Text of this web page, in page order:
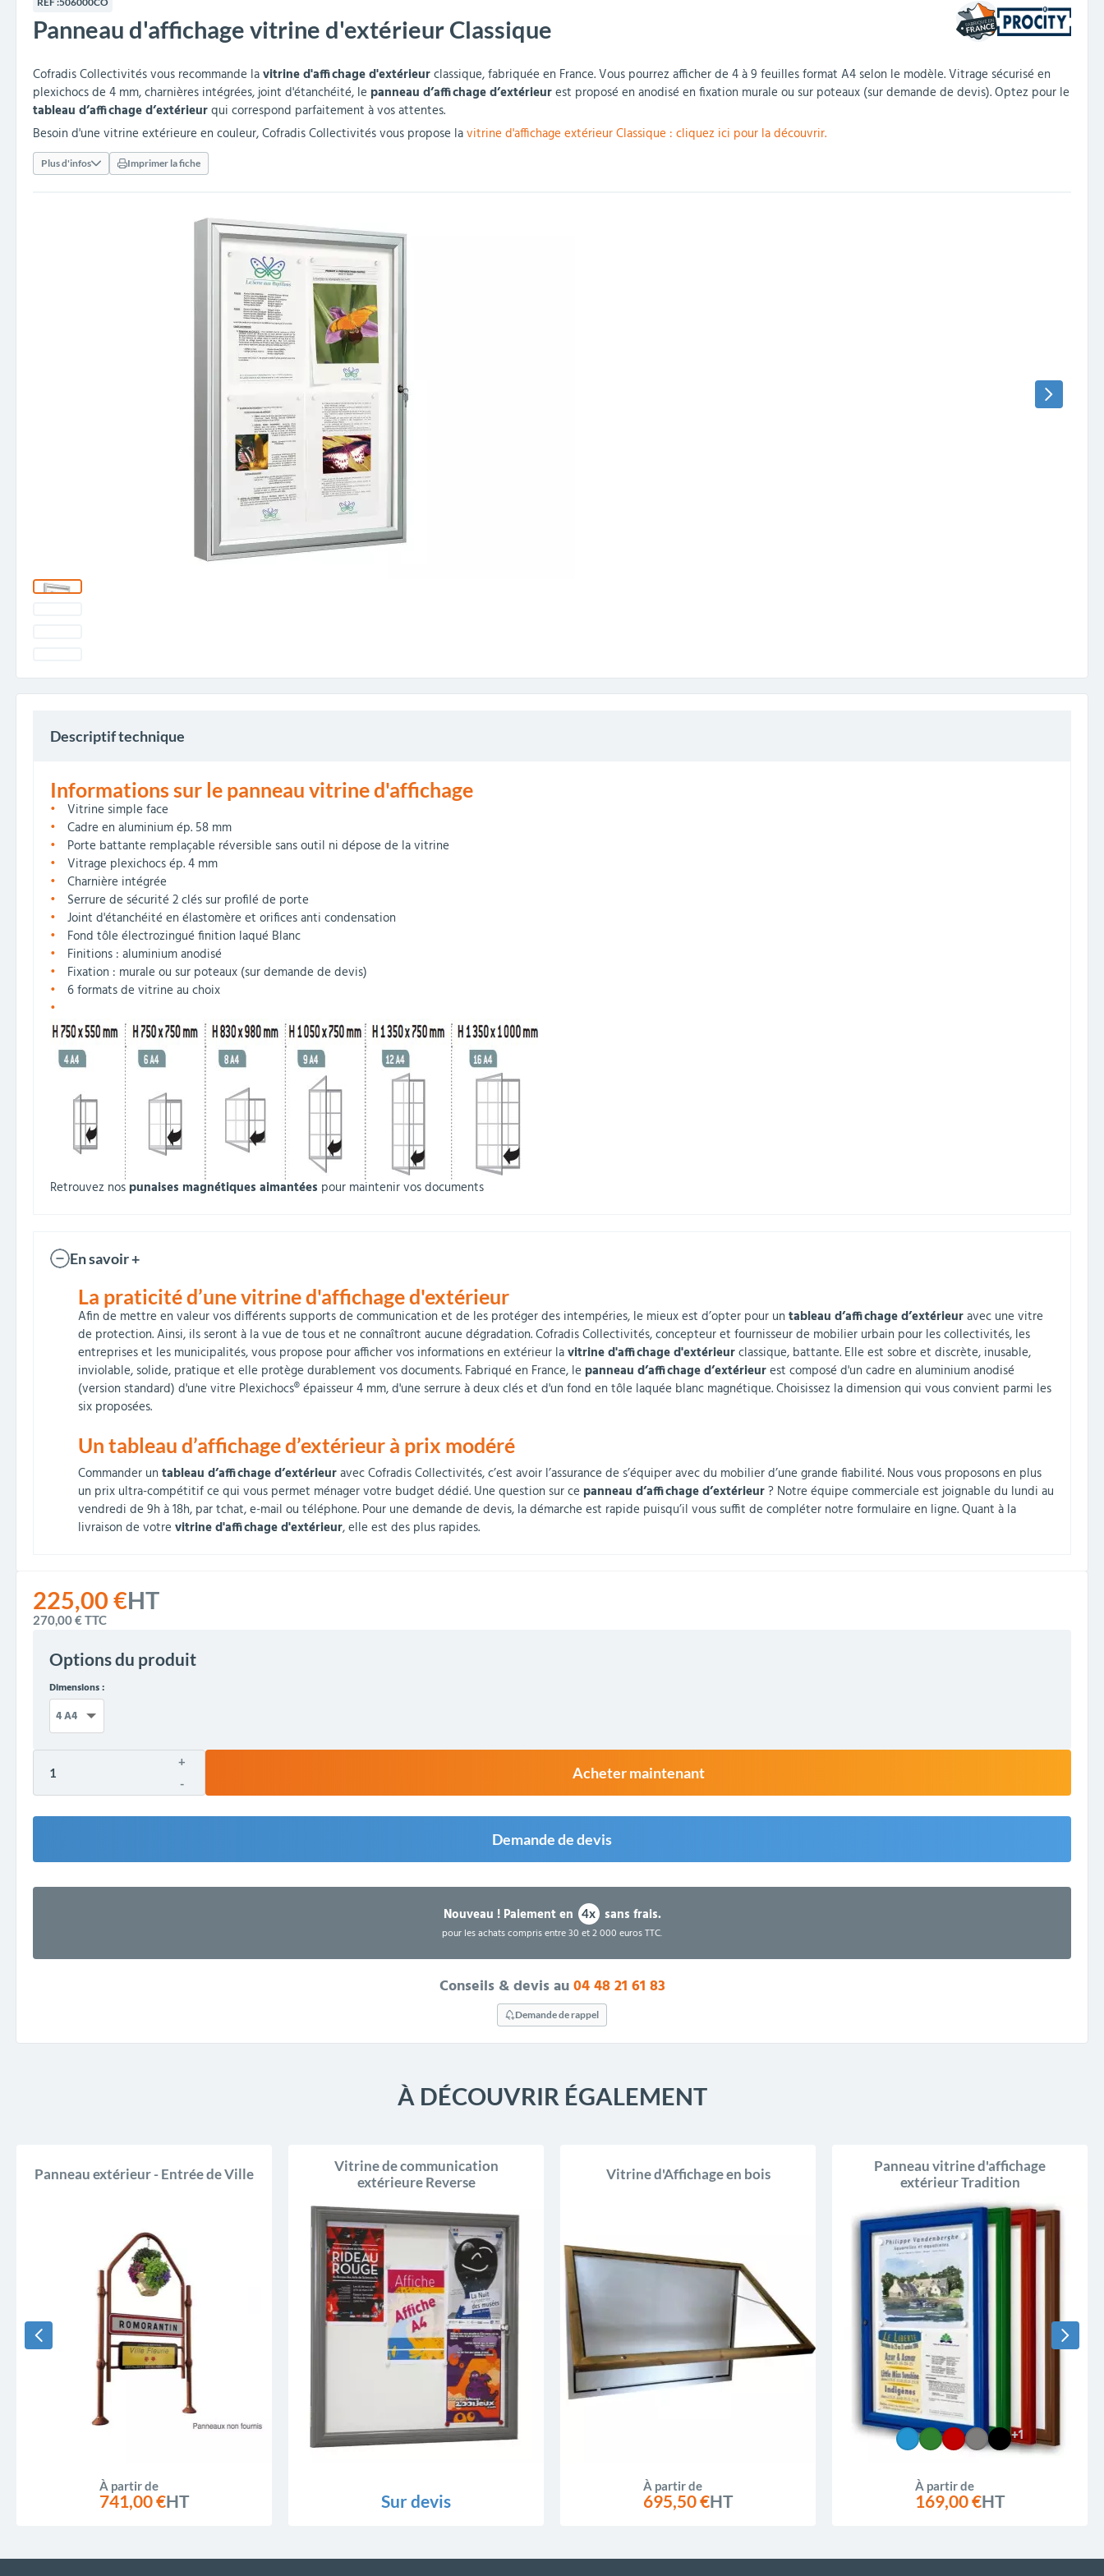
Embellissement et
Cendriers urbains
Barrières de ville Arceaux de sécurité Abris fumeurs
Clous podotactiles et
rampes d'accès
Séparateurs de voies et
Travaux publics &
Miroirs de sécurité
Vestiaires Équipements sanitaires Mobilier de bureau
Armoires et rangements Mobilier scolaire extérieur
Mobilier crèche et
Tables de cantine
réception
amovibles
Poteaux de guidage
Décorations de Noël
Pavoisement
collectivités
extérieurs
Structures aires de jeux
Baby-foots & Billards
225,00 €HT
270,00 €TTC
Options du produit
Dimensions :
+
-
Acheter maintenant
Demande de devis
Nouveau !Paiement en 4x sans frais.
pour les achats compris entre 30 et 2 000 euros TTC.
Conseils & devis au04 48 21 61 83
Demande de rappel
Panneau d'affichage vitrine d'extérieur Classique
Cofradis Collectivités vous recommande lavitrine d'affichage d'extérieurclassique, fabriquée en France. Vous pourrez afficher de 4 à 9 feuilles format A4 selon le modèle. Vitrage sécurisé en
plexichocs de 4 mm, charnières intégrées, joint d'étanchéité, le panneau d’affichage d’extérieurest proposé en anodisé en fixation murale ou sur poteaux (sur demande de devis). Optez pour le
tableau d’affichage d’extérieurqui correspond parfaitement à vos attentes.
Besoin d'une vitrine extérieure en couleur, Cofradis Collectivités vous propose lavitrine d'affichage extérieur Classique : cliquez ici pour la découvrir.
Plus d'infos Imprimer la fiche
Descriptif technique
Informations sur le panneau vitrine d'affichage
Vitrine simple face
Cadre en aluminium ép. 58 mm
Porte battante remplaçable réversible sans outil ni dépose de la vitrine
Vitrage plexichocs ép. 4 mm
Charnière intégrée
Serrure de sécurité 2 clés sur profilé de porte
Joint d'étanchéité en élastomère et orifices anti condensation
Fond tôle électrozingué finition laqué Blanc
Finitions : aluminium anodisé
Fixation : murale ou sur poteaux (sur demande de devis)
6 formats de vitrine au choix
Retrouvez nos punaises magnétiques aimantées pour maintenir vos documents
En savoir +
La praticité d’une vitrine d'affichage d'extérieur
Afin de mettre en valeur vos différents supports de communication et de les protéger des intempéries, le mieux est d’opter pour un tableau d’affichage d’extérieuravec une vitre
de protection. Ainsi, ils seront à la vue de tous et ne connaîtront aucune dégradation. Cofradis Collectivités, concepteur et fournisseur de mobilier urbain pour les collectivités, les
entreprises et les municipalités, vous propose pour afficher vos informations en extérieur lavitrine d'affichage d'extérieurclassique, battante. Elle est sobre et discrète, inusable,
inviolable, solide, pratique et elle protège durablement vos documents. Fabriqué en France, le panneau d’affichage d’extérieurest composé d'un cadre en aluminium anodisé
(version standard) d'une vitre Plexichocs® épaisseur 4 mm, d'une serrure à deux clés et d'un fond en tôle laquée blanc magnétique. Choisissez la dimension qui vous convient parmi les
six proposées.
Un tableau d’affichage d’extérieur à prix modéré
Commander un tableau d’affichage d’extérieuravec Cofradis Collectivités, c’est avoir l’assurance de s’équiper avec du mobilier d’une grande fiabilité. Nous vous proposons en plus
un prix ultra-compétitif ce qui vous permet ménager votre budget dédié. Une question sur ce panneau d’affichage d’extérieur? Notre équipe commerciale est joignable du lundi au
vendredi de 9h à 18h, par tchat, e-mail ou téléphone. Pour une demande de devis, la démarche est rapide puisqu’il vous suffit de compléter notre formulaire en ligne. Quant à la
livraison de votre vitrine d'affichage d'extérieur, elle est des plus rapides.
À DÉCOUVRIR ÉGALEMENT
Panneau extérieur - Entrée de Ville
À partir de
741,00 €HT
Vitrine de communication
extérieure Reverse
Sur devis
Vitrine d'Affichage en bois
À partir de
695,50 €HT
Panneau vitrine d'affichage
extérieur Tradition
+1
À partir de
169,00 €HT